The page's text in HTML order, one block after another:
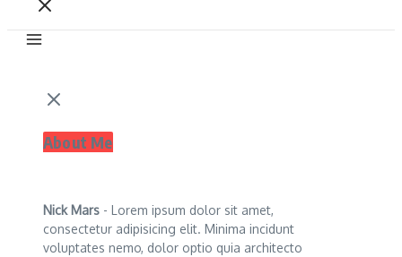
About Me
Nick Mars - Lorem ipsum dolor sit amet,
consectetur adipisicing elit. Minima incidunt
voluptates nemo, dolor optio quia architecto